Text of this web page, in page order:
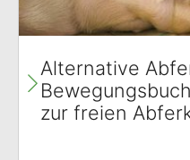
Alternative
zur freien